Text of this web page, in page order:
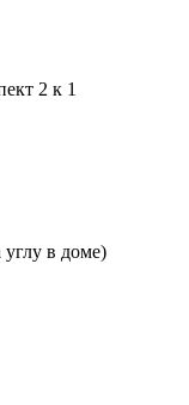
2 к 1
в доме)